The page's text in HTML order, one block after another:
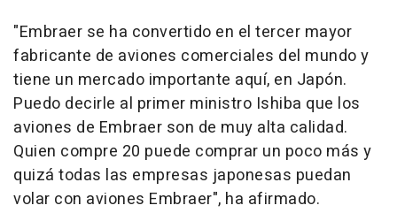
"Embraer se ha convertido en el tercer mayor
fabricante de aviones comerciales del mundo y
tiene un mercado importante aquí, en Japón.
Puedo decirle al primer ministro Ishiba que los
aviones de Embraer son de muy alta calidad.
Quien compre 20 puede comprar un poco más y
quizá todas las empresas japonesas puedan
volar con aviones Embraer", ha afirmado.